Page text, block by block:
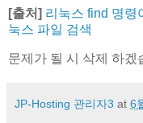
[출처] 리눅스 find 명령
눅스 파일 검색
문제가 될 시 삭제 하겠
JP-Hosting 관리자3 at 6